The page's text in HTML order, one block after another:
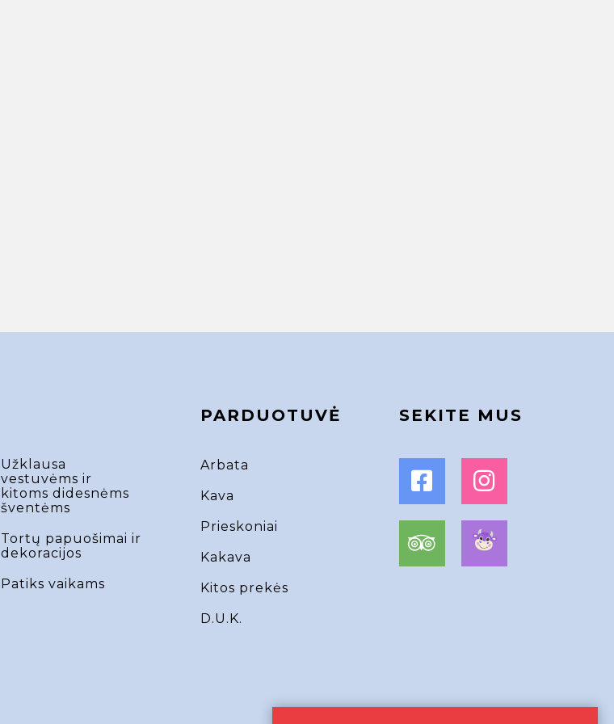
Užklausa
vestuvėms ir
kitoms didesnėms
šventėms
Tortų papuošimai ir
dekoracijos
Patiks vaikams
PARDUOTUVĖ
Arbata
Kava
Prieskoniai
Kakava
Kitos prekės
D.U.K.
SEKITE MUS